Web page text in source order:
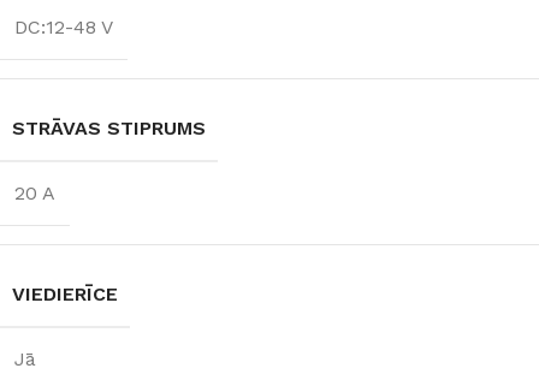
DC:12-48 V
STRĀVAS STIPRUMS
20 A
VIEDIERĪCE
Jā